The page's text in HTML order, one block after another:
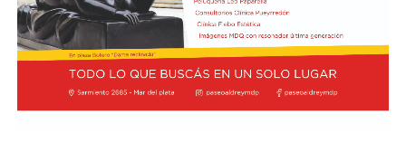
décimo con 7,0 cada uno.
La propia página web oficial de la F1 acompañó la
puntuación de cada piloto con un análisis escrito sobre